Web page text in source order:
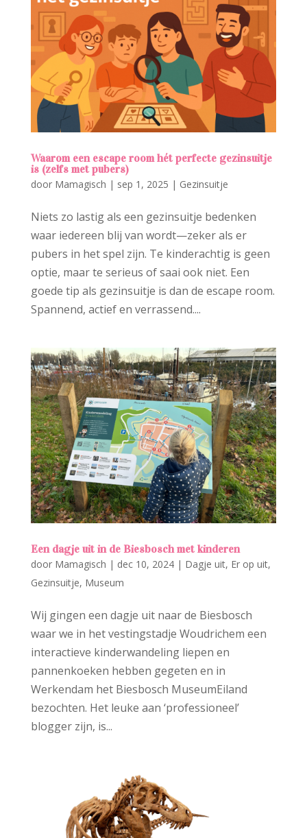
Waarom een escape room hét perfecte gezinsuitje
is (zelfs met pubers)
door Mamagisch | sep 1, 2025 | Gezinsuitje
Niets zo lastig als een gezinsuitje bedenken
waar iedereen blij van wordt—zeker als er
pubers in het spel zijn. Te kinderachtig is geen
optie, maar te serieus of saai ook niet. Een
goede tip als gezinsuitje is dan de escape room.
Spannend, actief en verrassend....
Een dagje uit in de Biesbosch met kinderen
door Mamagisch | dec 10, 2024| Dagje uit, Er op uit,
Gezinsuitje, Museum
Wij gingen een dagje uit naar de Biesbosch
waar we in het vestingstadje Woudrichem een
interactieve kinderwandeling liepen en
pannenkoeken hebben gegeten en in
Werkendam het Biesbosch MuseumEiland
bezochten. Het leuke aan ‘professioneel’
blogger zijn, is...